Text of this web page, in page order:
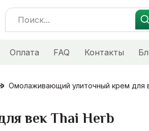
Search
for:
Оплата FAQ Контакты
Омолаживающий улиточный крем для
век Thai Herb